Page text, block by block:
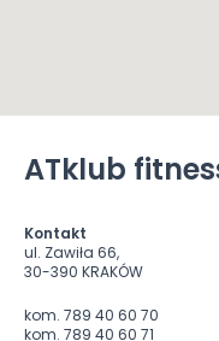
ATklub
Kontakt
ul. Zawiła 66,
30-390 KRAKÓW
kom. 789 40 60 70
kom. 789 40 60 71